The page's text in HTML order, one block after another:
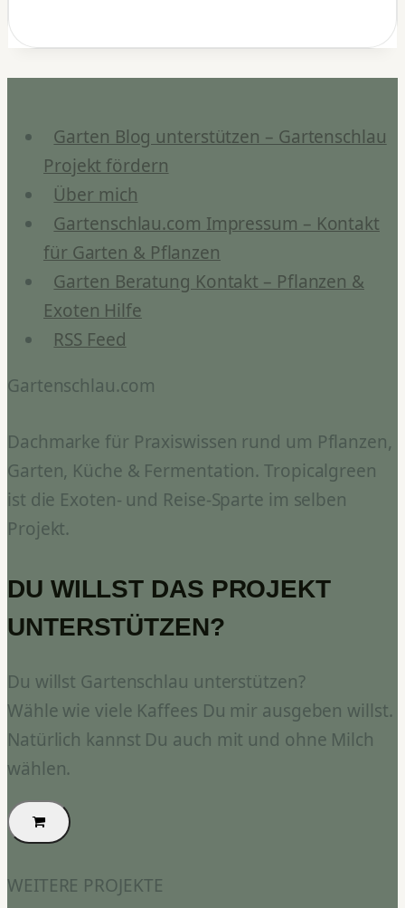
Garten Blog unterstützen – Gartenschlau
Projekt fördern
Über mich
Gartenschlau.com Impressum – Kontakt
für Garten & Pflanzen
Garten Beratung Kontakt – Pflanzen &
Exoten Hilfe
RSS Feed
Gartenschlau.com
Dachmarke für Praxiswissen rund um Pflanzen,
Garten, Küche & Fermentation. Tropicalgreen
ist die Exoten- und Reise-Sparte im selben
Projekt.
DU WILLST DAS PROJEKT
UNTERSTÜTZEN?
Du willst Gartenschlau unterstützen?
Wähle wie viele Kaffees Du mir ausgeben willst.
Natürlich kannst Du auch mit und ohne Milch
wählen.
WEITERE PROJEKTE